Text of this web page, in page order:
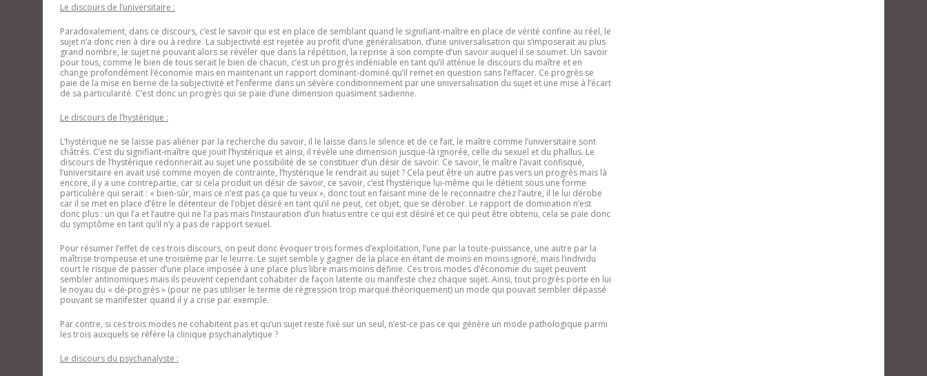
Le discours de l’universitaire :
Paradoxalement, dans ce discours, c’est le savoir qui est en place de semblant quand le signifiant-maître en place de vérité confine au réel, le
sujet n’a donc rien à dire ou à redire. La subjectivité est rejetée au profit d’une généralisation, d’une universalisation qui s’imposerait au plus
grand nombre, le sujet ne pouvant alors se révéler que dans la répétition, la reprise à son compte d’un savoir auquel il se soumet. Un savoir
pour tous, comme le bien de tous serait le bien de chacun, c’est un progrès indéniable en tant qu’il atténue le discours du maître et en
change profondément l’économie mais en maintenant un rapport dominant-dominé qu’il remet en question sans l’effacer. Ce progrès se
paie de la mise en berne de la subjectivité et l’enferme dans un sévère conditionnement par une universalisation du sujet et une mise à l’écart
de sa particularité. C’est donc un progrès qui se paie d’une dimension quasiment sadienne.
Le discours de l’hystérique :
L’hystérique ne se laisse pas aliéner par la recherche du savoir, il le laisse dans le silence et de ce fait, le maître comme l’universitaire sont
châtrés. C’est du signifiant-maître que jouit l’hystérique et ainsi, il révèle une dimension jusque-là ignorée, celle du sexuel et du phallus. Le
discours de l’hystérique redonnerait au sujet une possibilité de se constituer d’un désir de savoir. Ce savoir, le maître l’avait confisqué,
l’universitaire en avait usé comme moyen de contrainte, l’hystérique le rendrait au sujet ? Cela peut être un autre pas vers un progrès mais là
encore, il y a une contrepartie, car si cela produit un désir de savoir, ce savoir, c’est l’hystérique lui-même qui le détient sous une forme
particulière qui serait : « bien-sûr, mais ce n’est pas ça que tu veux », donc tout en faisant mine de le reconnaitre chez l’autre, il le lui dérobe
car il se met en place d’être le détenteur de l’objet désiré en tant qu’il ne peut, cet objet, que se dérober. Le rapport de domination n’est
donc plus : un qui l’a et l’autre qui ne l’a pas mais l’instauration d’un hiatus entre ce qui est désiré et ce qui peut être obtenu, cela se paie donc
du symptôme en tant qu’il n’y a pas de rapport sexuel.
Pour résumer l’effet de ces trois discours, on peut donc évoquer trois formes d’exploitation, l’une par la toute-puissance, une autre par la
maîtrise trompeuse et une troisième par le leurre. Le sujet semble y gagner de la place en étant de moins en moins ignoré, mais l’individu
court le risque de passer d’une place imposée à une place plus libre mais moins définie. Ces trois modes d’économie du sujet peuvent
sembler antinomiques mais ils peuvent cependant cohabiter de façon latente ou manifeste chez chaque sujet. Ainsi, tout progrès porte en lui
le noyau du « dé-progrès » (pour ne pas utiliser le terme de régression trop marqué théoriquement) un mode qui pouvait sembler dépassé
pouvant se manifester quand il y a crise par exemple.
Par contre, si ces trois modes ne cohabitent pas et qu’un sujet reste fixé sur un seul, n’est-ce pas ce qui génère un mode pathologique parmi
les trois auxquels se réfère la clinique psychanalytique ?
Le discours du psychanalyste :